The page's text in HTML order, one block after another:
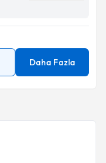
Daha Fazla